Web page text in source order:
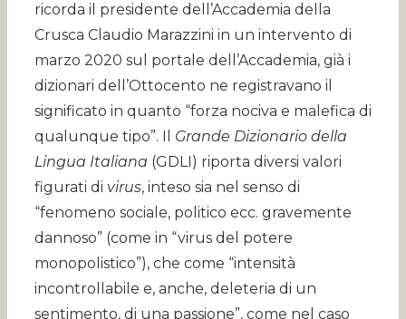
ricorda il presidente dell’Accademia della
Crusca Claudio Marazzini in un intervento di
marzo 2020 sul portale dell’Accademia, già i
dizionari dell’Ottocento ne registravano il
significato in quanto “forza nociva e malefica di
qualunque tipo”. Il Grande Dizionario della
Lingua Italiana (GDLI) riporta diversi valori
figurati di virus, inteso sia nel senso di
“fenomeno sociale, politico ecc. gravemente
dannoso” (come in “virus del potere
monopolistico”), che come “intensità
incontrollabile e, anche, deleteria di un
sentimento, di una passione”, come nel caso